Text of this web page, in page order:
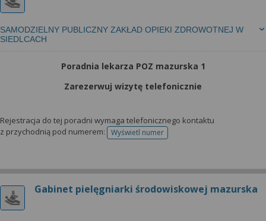
SAMODZIELNY PUBLICZNY ZAKŁAD OPIEKI ZDROWOTNEJ W
SIEDLCACH
Poradnia lekarza POZ mazurska 1
Zarezerwuj wizytę telefonicznie
Rejestracja do tej poradni wymaga telefonicznego kontaktu
z przychodnią pod numerem:
Wyświetl numertelefonu do rejestracji
Gabinet pielęgniarki środowiskowej mazurska